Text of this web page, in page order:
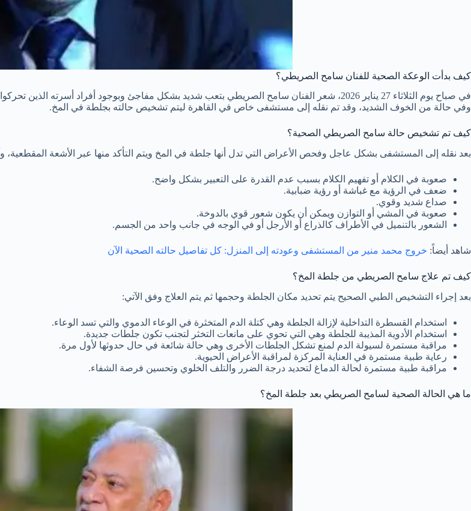
كيف بدأت الوعكة الصحية للفنان سامح الصريطي؟
في صباح يوم الثلاثاء 27 يناير 2026، شعر الفنان سامح الصريطي بتعب شديد بشكل مفاجئ وبوجود أفراد أسرته الذين تحركوا بسرعة حيث قام نجل شقيقة الفنان ب
وفي حالة من الخوف الشديد، وقد تم نقله إلى مستشفى خاص في القاهرة ليتم تشخيص حالته بجلطة في المخ.
كيف تم تشخيص حالة سامح الصريطي الصحية؟
بعد نقله إلى المستشفى بشكل عاجل وفحص الأعراض التي تدل أنها جلطة في المخ ويتم التأكد منها عبر الأشعة المقطعية، و
صعوبة في الكلام أو تفهيم الكلام بسبب عدم القدرة على التعبير بشكل واضح.
ضعف في الرؤية مع غباشة أو رؤية ضبابية.
صداع شديد وقوي.
صعوبة في المشي أو التوازن ويمكن أن يكون شعور قوي بالدوخة.
الشعور بالتنميل في الأطراف كالذراع أو الأرجل أو في الوجه في جانب واحد من الجسم.
شاهد أيضاً: خروج محمد منير من المستشفى وعودته إلى المنزل: كل تفاصيل حالته الصحية الآن
كيف تم علاج سامح الصريطي من جلطة المخ؟
بعد إجراء التشخيص الطبي الصحيح يتم تحديد مكان الجلطة وحجمها ثم يتم العلاج وفق الآتي:
استخدام القسطرة التداخلية لإزالة الجلطة وهي كتلة الدم المتخثرة في الوعاء الدموي والتي تسد الوعاء.
استخدام الأدوية المذيبة للجلطة وهي التي تحوي على مانعات التخثر لتجنب تكون جلطات جديدة.
مراقبة مستمرة لسيولة الدم لمنع تشكل الجلطات الأخرى وهي حالة شائعة في حال حدوثها لأول مرة.
رعاية طبية مستمرة في العناية المركزة لمراقبة الأعراض الحيوية.
مراقبة طبية مستمرة لحالة الدماغ لتحديد درجة الضرر والتلف الخلوي وتحسين فرصة الشفاء.
ما هي الحالة الصحية لسامح الصريطي بعد جلطة المخ؟